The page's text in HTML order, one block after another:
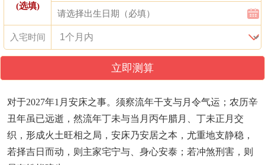
(选填)
入宅时间
立即测算
对于2027年1月安床之事。须察流年干支与月令气运；农历辛
丑年虽已远逝，然流年丁未与当月丙午腊月、丁未正月交
织，形成火土旺相之局，安床乃安居之本，尤重地支静稳，
若择吉日而动，则主家宅宁与、身心安泰；若冲煞刑害，则